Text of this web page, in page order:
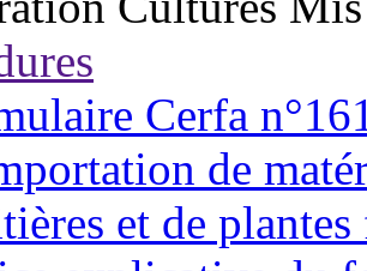
Cerfa
de
et de